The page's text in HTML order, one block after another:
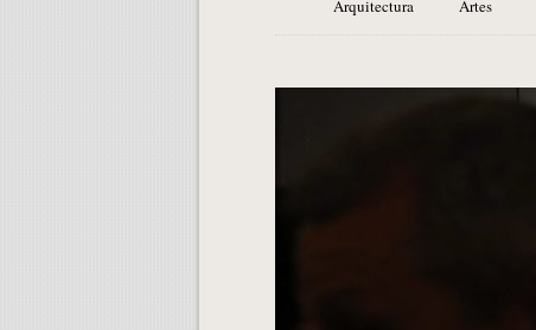
Arquitectura Artes